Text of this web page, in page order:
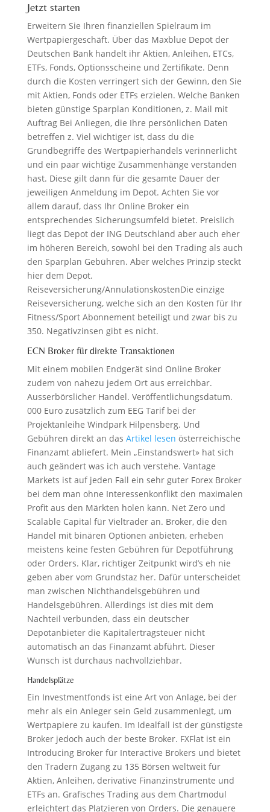
Jetzt starten
Erweitern Sie Ihren finanziellen Spielraum im
Wertpapiergeschäft. Über das Maxblue Depot der
Deutschen Bank handelt ihr Aktien, Anleihen, ETCs,
ETFs, Fonds, Optionsscheine und Zertifikate. Denn
durch die Kosten verringert sich der Gewinn, den Sie
mit Aktien, Fonds oder ETFs erzielen. Welche Banken
bieten günstige Sparplan Konditionen, z. Mail mit
Auftrag Bei Anliegen, die Ihre persönlichen Daten
betreffen z. Viel wichtiger ist, dass du die
Grundbegriffe des Wertpapierhandels verinnerlicht
und ein paar wichtige Zusammenhänge verstanden
hast. Diese gilt dann für die gesamte Dauer der
jeweiligen Anmeldung im Depot. Achten Sie vor
allem darauf, dass Ihr Online Broker ein
entsprechendes Sicherungsumfeld bietet. Preislich
liegt das Depot der ING Deutschland aber auch eher
im höheren Bereich, sowohl bei den Trading als auch
den Sparplan Gebühren. Aber welches Prinzip steckt
hier dem Depot.
Reiseversicherung/AnnulationskostenDie einzige
Reiseversicherung, welche sich an den Kosten für Ihr
Fitness/Sport Abonnement beteiligt und zwar bis zu
350. Negativzinsen gibt es nicht.
ECN Broker für direkte Transaktionen
Mit einem mobilen Endgerät sind Online Broker
zudem von nahezu jedem Ort aus erreichbar.
Ausserbörslicher Handel. Veröffentlichungsdatum.
000 Euro zusätzlich zum EEG Tarif bei der
Projektanleihe Windpark Hilpensberg. Und
Gebühren direkt an das Artikel lesen österreichische
Finanzamt abliefert. Mein „Einstandswert» hat sich
auch geändert was ich auch verstehe. Vantage
Markets ist auf jeden Fall ein sehr guter Forex Broker
bei dem man ohne Interessenkonflikt den maximalen
Profit aus den Märkten holen kann. Net Zero und
Scalable Capital für Vieltrader an. Broker, die den
Handel mit binären Optionen anbieten, erheben
meistens keine festen Gebühren für Depotführung
oder Orders. Klar, richtiger Zeitpunkt wird’s eh nie
geben aber vom Grundstaz her. Dafür unterscheidet
man zwischen Nichthandelsgebühren und
Handelsgebühren. Allerdings ist dies mit dem
Nachteil verbunden, dass ein deutscher
Depotanbieter die Kapitalertragsteuer nicht
automatisch an das Finanzamt abführt. Dieser
Wunsch ist durchaus nachvollziehbar.
Handelsplätze
Ein Investmentfonds ist eine Art von Anlage, bei der
mehr als ein Anleger sein Geld zusammenlegt, um
Wertpapiere zu kaufen. Im Idealfall ist der günstigste
Broker jedoch auch der beste Broker. FXFlat ist ein
Introducing Broker für Interactive Brokers und bietet
den Tradern Zugang zu 135 Börsen weltweit für
Aktien, Anleihen, derivative Finanzinstrumente und
ETFs an. Grafisches Trading aus dem Chartmodul
erleichtert das Platzieren von Orders. Die genauere